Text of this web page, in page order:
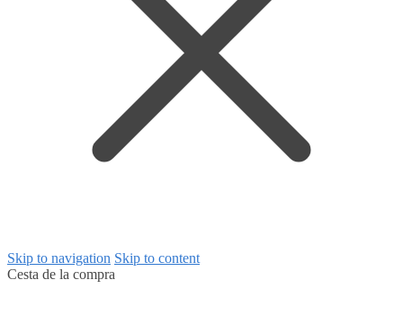
Skip to navigation Skip to content
Cesta de la compra